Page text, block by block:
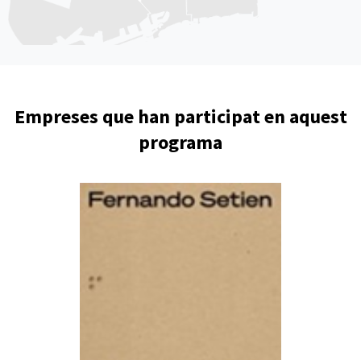
Empreses que han participat en aquest
programa